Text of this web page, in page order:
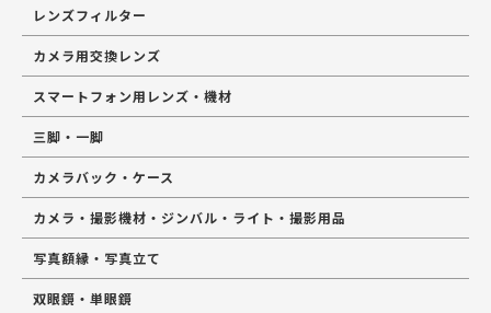
レンズフィルター
カメラ用交換レンズ
スマートフォン用レンズ・機材
三脚・一脚
カメラバック・ケース
カメラ・撮影機材・ジンバル・ライト・撮影用品
写真額縁・写真立て
双眼鏡・単眼鏡